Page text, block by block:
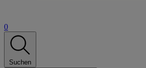
0
Suchen